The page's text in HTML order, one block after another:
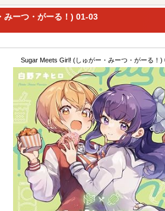
みーつ・がーる！) 01-03
Sugar Meets Girl! (しゅがー・みーつ・がーる！)